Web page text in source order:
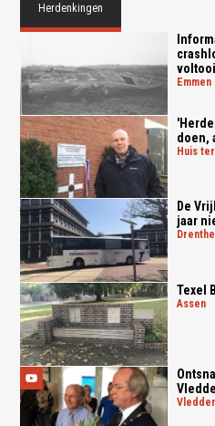
Herdenkingen
emmen
doen,
huis
De
jaar
drenthe
Texel
assen
vledder